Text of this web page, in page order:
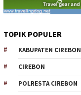
TOPIK POPULER
KABUPATEN CIREBON
CIREBON
POLRESTA CIREBON